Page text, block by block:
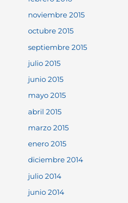
noviembre 2015
octubre 2015
septiembre 2015
julio 2015
junio 2015
mayo 2015
abril 2015
marzo 2015
enero 2015
diciembre 2014
julio 2014
junio 2014